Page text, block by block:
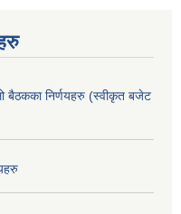
बैठकका निर्णयहरु (स्वीकृत बजेट